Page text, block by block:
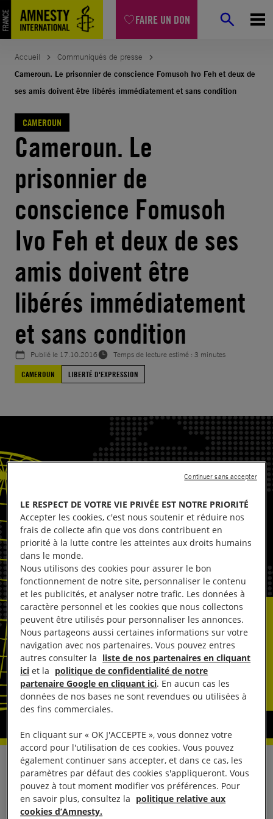
FAIRE UN DON
Aller
au
contenu
Accueil
Communiqués de presse
Cameroun. Le prisonnier de conscience Fomusoh Ivo Feh et deux de
ses amis doivent être libérés immédiatement et sans condition
CAMEROUN
Cameroun. Le
prisonnier de
conscience Fomusoh
Ivo Feh et deux de ses
amis doivent être
libérés immédiatement
et sans condition
Publié le 17.10.2016
Temps de lecture estimé : 3 minutes
CAMEROUN
LIBERTÉ D'EXPRESSION
Les autorités camerounaises doivent libérer
immédiatement et sans condition le prisonnier de
conscience Fomusoh Ivo Feh, et ses deux amis
LE RESPECT DE VOTRE VIE PRIVÉE EST NOTRE PRIORITÉ
Accepter les cookies, c'est nous soutenir et réduire nos
frais de collecte afin que vos dons contribuent en
priorité à la lutte contre les atteintes aux droits humains
dans le monde.
Nous utilisons des cookies pour assurer le bon
fonctionnement de notre site, personnaliser le contenu
et les publicités, et analyser notre trafic. Les données à
caractère personnel et les cookies que nous collectons
peuvent être utilisés pour personnaliser les annonces.
Nous partageons aussi certaines informations sur votre
navigation avec nos partenaires. Vous pouvez entres
autres consulter la liste de nos partenaires en cliquant
ici et la politique de confidentialité de notre
partenaire Google en cliquant ici. En aucun cas les
données de nos bases ne sont revendues ou utilisées à
des fins commerciales.
En cliquant sur « OK J'ACCEPTE », vous donnez votre
accord pour l'utilisation de ces cookies. Vous pouvez
également continuer sans accepter, et dans ce cas, les
paramètres par défaut des cookies s'appliqueront. Vous
pouvez à tout moment modifier vos préférences. Pour
en savoir plus, consultez la politique relative aux
cookies d’Amnesty.
Continuer sans accepter